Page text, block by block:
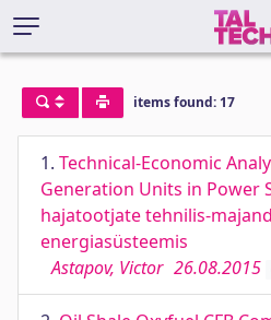
items found: 17
1. Technical-Economic
Generation Units in Power
hajatootjate tehnilis-
energiasüsteemis
Astapov, Victor 26.08.2015